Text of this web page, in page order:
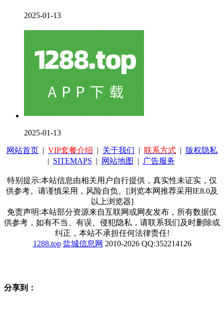
2025-01-13
2025-01-13
网站首页 | VIP套餐介绍 | 关于我们 | 联系方式 | 版权隐私
| SITEMAPS | 网站地图 | 广告服务
特别提示:本站信息由相关用户自行提供，真实性未证实，仅
供参考。请谨慎采用，风险自负。[浏览本网推荐采用IE8.0及
以上浏览器]
免责声明:本站部分资源来自互联网或网友发布，所有数据仅
供参考，如有不当、有误、侵犯隐私，请联系我们及时删除或
纠正，本站不承担任何法律责任!
1288.top 盐城信息网 2010-2026 QQ:352214126
分享到：